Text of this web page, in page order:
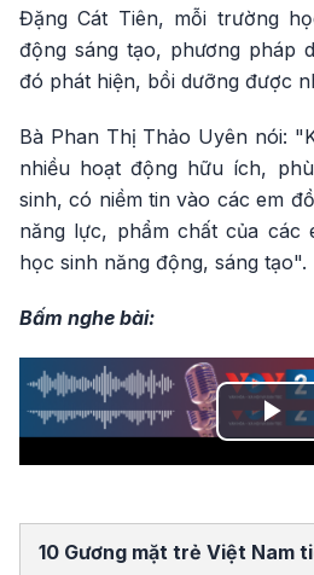
Đặng Cát Tiên, mỗi trường
động sáng tạo, phương pháp
đó phát hiện, bồi dưỡng được
Bà Phan Thị Thảo Uyên nói:
nhiều hoạt động hữu ích,
sinh, có niềm tin vào các em
năng lực, phẩm chất của các
học sinh năng động, sáng tạo".
Bấm nghe bài:
10 Gương mặt trẻ Việt Nam